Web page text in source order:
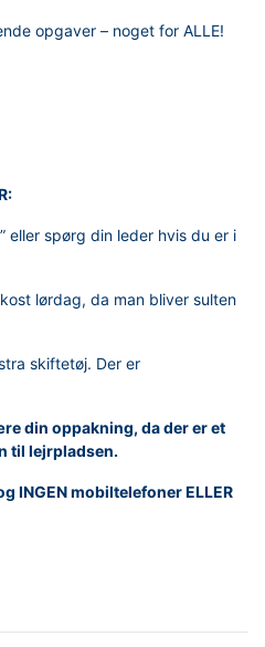
opgaver – noget for ALLE!
eller spørg din leder hvis du er i
lørdag, da man bliver sulten
skiftetøj. Der er
din oppakning, da der er et
til lejrpladsen.
INGEN mobiltelefoner ELLER